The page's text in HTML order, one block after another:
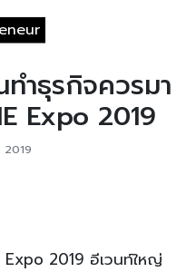
ำธุรกิจควรมา
Expo 2019
Expo 2019 อีเวนท์ใหญ่